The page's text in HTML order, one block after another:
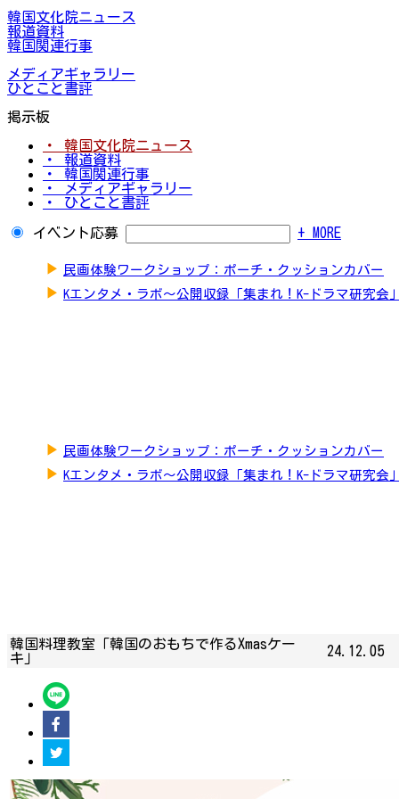
韓国文化院ニュース
報道資料
韓国関連行事
メディアギャラリー
ひとこと書評
掲示板
・ 韓国文化院ニュース
・ 報道資料
・ 韓国関連行事
・ メディアギャラリー
・ ひとこと書評
イベント応募 + MORE
▶ 民画体験ワークショップ：ポーチ・クッションカバー
▶ Kエンタメ・ラボ～公開収録「集まれ！K-ドラマ研究会
▶ 民画体験ワークショップ：ポーチ・クッションカバー
▶ Kエンタメ・ラボ～公開収録「集まれ！K-ドラマ研究会
韓国料理教室「韓国のおもちで作るXmasケー
キ」
24.12.05